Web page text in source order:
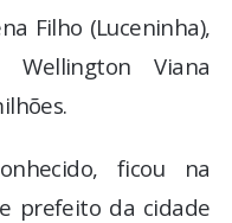
Filho (Luceninha),
Viana
ficou na
prefeito da cidade